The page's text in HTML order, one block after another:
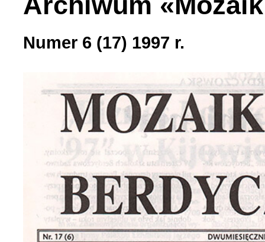
Numer 6 (17) 1997 r.